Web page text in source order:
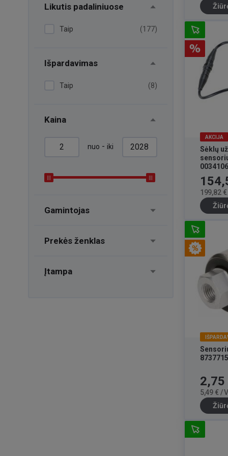
Likutis padaliniuose
Taip (177)
Išpardavimas
Taip (8)
Kaina
nuo - iki
Gamintojas
Prekės ženklas
Įtampa
AKCIJA
Sėklų
Kaina
199,82
Kaina
2,75
5,49 € /